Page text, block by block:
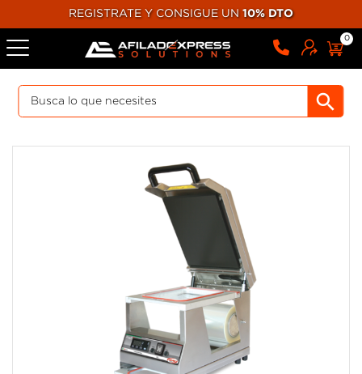
REGISTRATE Y CONSIGUE UN 10% DTO
0